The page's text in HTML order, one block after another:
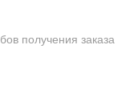
получения заказа